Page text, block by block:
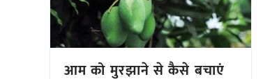
आम को मुरझाने से कैसे बचाएं